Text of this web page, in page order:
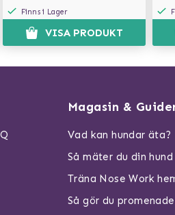
Finns i Lager
VISA PRODUKT
Magasin &
Vad kan hundar äta?
Så mäter du din hund
Träna Nose Work
Så gör du